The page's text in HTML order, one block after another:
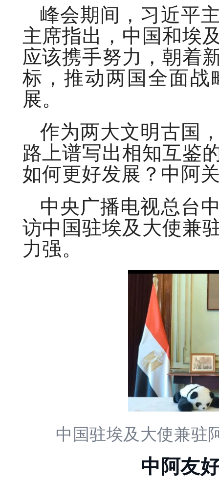
峰会期间，习近平
主席指出，中国和埃
应该携手努力，朝着
标，推动两国全面
展。
作为两大文明古国
路上谱写出相知互鉴
如何更好发展？中阿
中央广播电视总台
访中国驻埃及大使兼
力强。
中国驻埃及大使兼驻
中阿友